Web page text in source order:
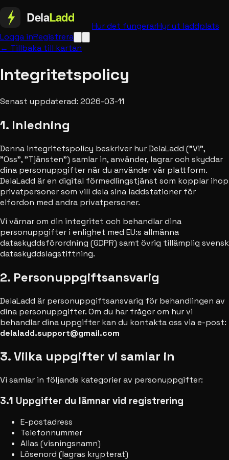
Hur det fungerarHyr ut laddplats
Logga inRegistrera
← Tillbaka till kartan
Integritetspolicy
Senast uppdaterad: 2026-03-11
1. Inledning
Denna integritetspolicy beskriver hur DelaLadd ("Vi",
"Oss", "Tjänsten") samlar in, använder, lagrar och skyddar
dina personuppgifter när du använder vår plattform.
DelaLadd är en digital förmedlingstjänst som kopplar ihop
privatpersoner som vill dela sina laddstationer för
elfordon med andra privatpersoner.
Vi värnar om din integritet och behandlar dina
personuppgifter i enlighet med EU:s allmänna
dataskyddsförordning (GDPR) samt övrig tillämplig svensk
dataskyddslagstiftning.
2. Personuppgiftsansvarig
DelaLadd är personuppgiftsansvarig för behandlingen av
dina personuppgifter. Om du har frågor om hur vi
behandlar dina uppgifter kan du kontakta oss via e-post:
delaladd.support@gmail.com
3. Vilka uppgifter vi samlar in
Vi samlar in följande kategorier av personuppgifter:
3.1 Uppgifter du lämnar vid registrering
E-postadress
Telefonnummer
Alias (visningsnamn)
Lösenord (lagras krypterat)